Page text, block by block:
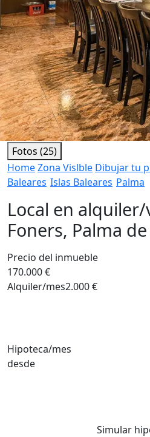
Fotos (25)
HomeZona Vislble Dibujar tu
Baleares Islas Baleares Palma
Local en
Foners, Palma
Precio del inmueble
170.000 €
Alquiler/mes2.000 €
Hipoteca/mes
desde
Simular